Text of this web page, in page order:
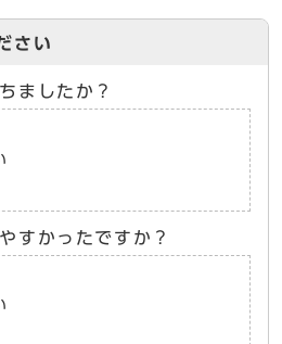
さい
ましたか？
すかったですか？